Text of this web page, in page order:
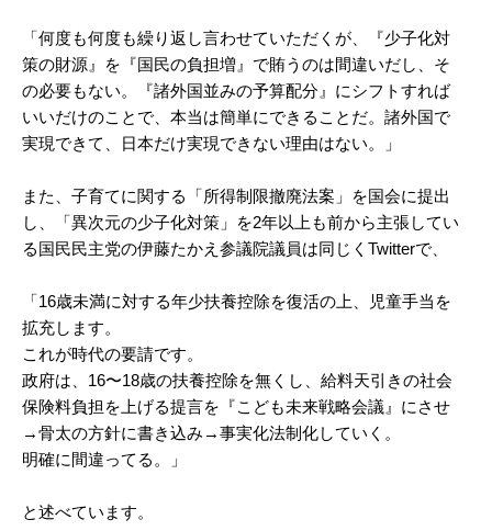
「何度も何度も繰り返し言わせていただくが、『少子化対
策の財源』を『国民の負担増』で賄うのは間違いだし、そ
の必要もない。『諸外国並みの予算配分』にシフトすれば
いいだけのことで、本当は簡単にできることだ。諸外国で
実現できて、日本だけ実現できない理由はない。」
また、子育てに関する「所得制限撤廃法案」を国会に提出
し、「異次元の少子化対策」を2年以上も前から主張してい
る国民民主党の伊藤たかえ参議院議員は同じくTwitterで、
「16歳未満に対する年少扶養控除を復活の上、児童手当を
拡充します。
これが時代の要請です。
政府は、16〜18歳の扶養控除を無くし、給料天引きの社会
保険料負担を上げる提言を『こども未来戦略会議』にさせ
→骨太の方針に書き込み→事実化法制化していく。
明確に間違ってる。」
と述べています。